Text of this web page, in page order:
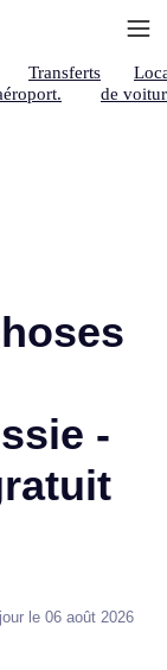
Transferts
de
-
le 06 août 2026